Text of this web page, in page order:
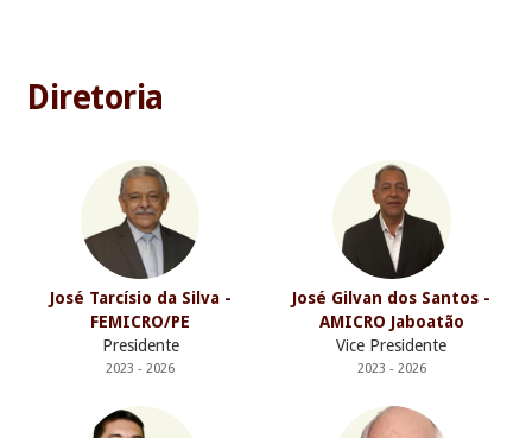
Diretoria
José Tarcísio da Silva -
FEMICRO/PE
Presidente
2023 - 2026
José Gilvan dos Santos -
AMICRO Jaboatão
Vice Presidente
2023 - 2026